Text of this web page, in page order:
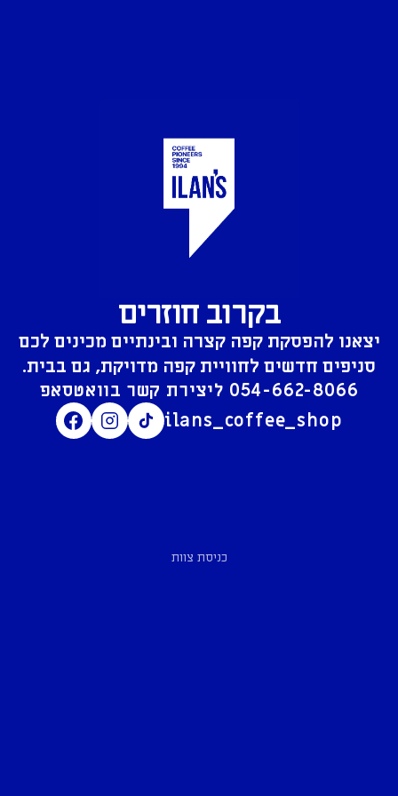
בקרוב חוזרים
יצאנו להפסקת קפה קצרה ובינתיים מכינים לכם
סניפים חדשים לחוויית קפה מדויקת, גם בבית.
054-662-8066
ilans_coffee_shop
כניסת צוות